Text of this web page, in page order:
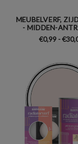
MEUBELVERF,
- MIDDEN-
€0,99 -